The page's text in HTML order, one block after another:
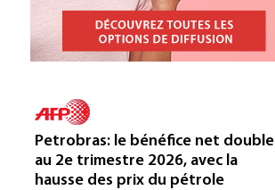
Petrobras: le bénéfice net double
au 2e trimestre 2026, avec la
hausse des prix du pétrole